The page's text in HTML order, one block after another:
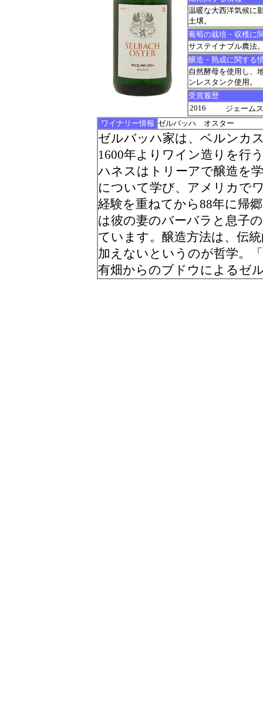
温暖な大西洋気候に
土壌。
葡萄の栽培・収穫に
サステイナブル農法
醸造・熟成に関する
自然酵母を使用し、
ンレスタンク使用。
受賞履歴
2016
ジェーム
ワイナリー情報 ゼルバッハ オスター
ゼルバッハ家は、ベルンカ
1600年よりワイン造りを行
ハネスはトリーアで醸造を
について学び、アメリカで
経験を重ねてから88年に帰
は彼の妻のバーバラと息子
ています。醸造方法は、伝
加えないというのが哲学。
有畑からのブドウによるゼ